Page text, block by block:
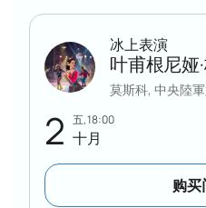
托哥尔斯克之旅的细节。
事，这将吸引数百名参与者
我们建议您不要推迟座位
样滑冰比赛的门票在几个小
2 五, 18:00
十月
冰上表演
叶甫根尼娅
莫斯科, 中央陸
购买